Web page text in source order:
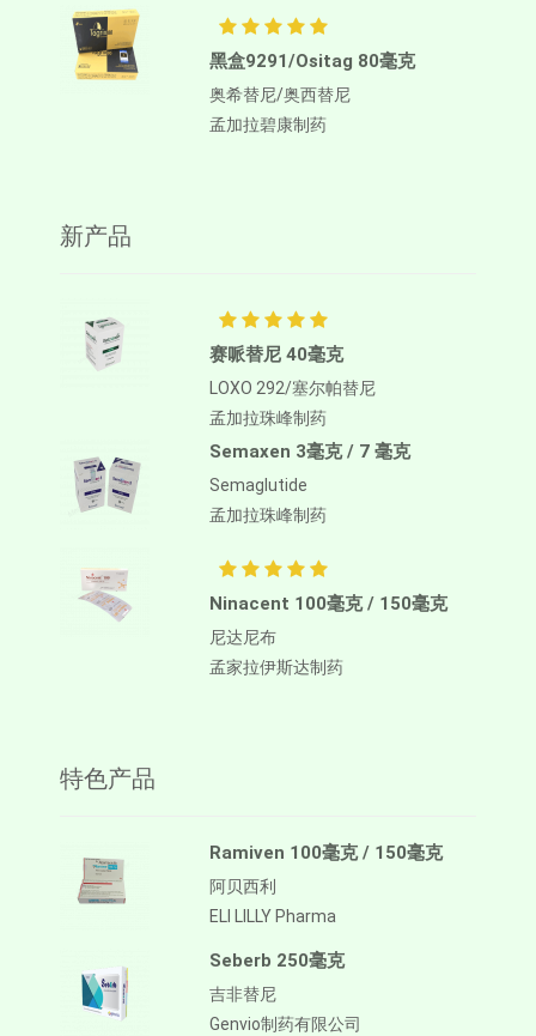
黑盒9291/Ositag 80毫克
奥希替尼/奥西替尼
孟加拉碧康制药
新产品
赛哌替尼 40毫克
LOXO 292/塞尔帕替尼
孟加拉珠峰制药
Semaxen 3毫克 / 7 毫克
Semaglutide
孟加拉珠峰制药
Ninacent 100毫克 / 150毫克
尼达尼布
孟家拉伊斯达制药
特色产品
Ramiven 100毫克 / 150毫克
阿贝西利
ELI LILLY Pharma
Seberb 250毫克
吉非替尼
Genvio制药有限公司